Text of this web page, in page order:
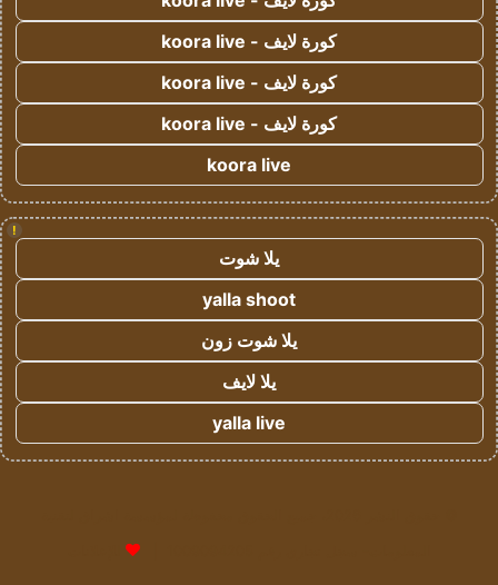
كورة لايف - koora live
كورة لايف - koora live
كورة لايف - koora live
koora live
!
يلا شوت
yalla shoot
يلا شوت زون
يلا لايف
yalla live